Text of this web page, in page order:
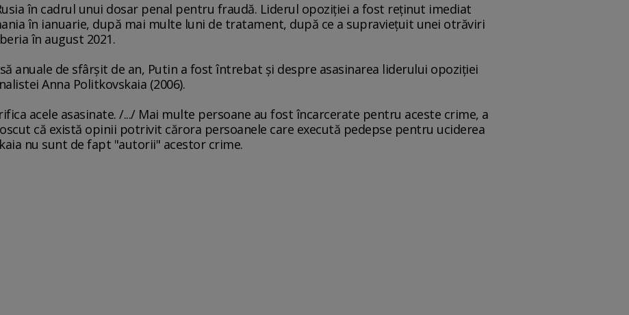
în cadrul unui dosar penal pentru fraudă. Liderul opoziţiei a fost reţinut imediat
în ianuarie, după mai multe luni de tratament, după ce a supravieţuit unei otrăviri
în august 2021.
anuale de sfârşit de an, Putin a fost întrebat şi despre asasinarea liderului opoziţiei
Anna Politkovskaia (2006).
acele asasinate. /.../ Mai multe persoane au fost încarcerate pentru aceste crime, a
că există opinii potrivit cărora persoanele care execută pedepse pentru uciderea
nu sunt de fapt "autorii" acestor crime.